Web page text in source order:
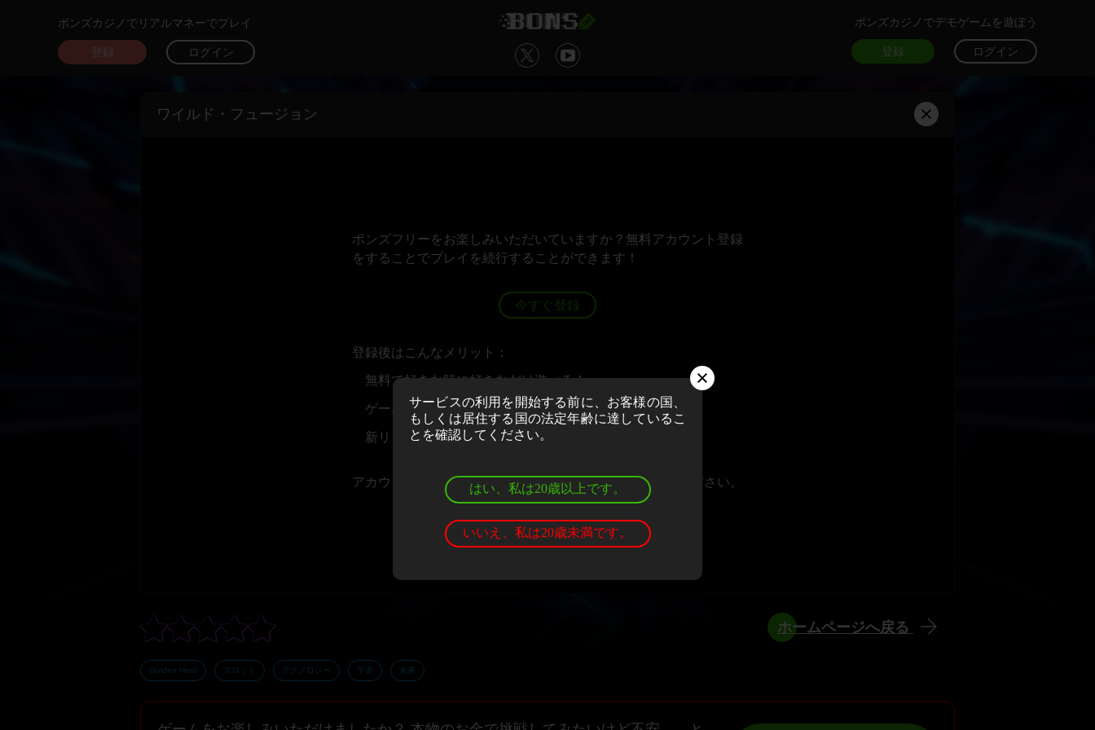
ボンズカジノでリアルマネーでプレイ
登録 ログイン
ボンズカジノでデモゲームを遊ぼう
登録 ログイン
サービスの利用を開始する前に、お客様の国、
もしくは居住する国の法定年齢に達しているこ
とを確認してください。
はい、私は20歳以上です。
いいえ、私は20歳未満です。
ワイルド・フュージョン
ボンズフリーをお楽しみいただいていますか？無料アカウント登録
をすることでプレイを続行することができます！
今すぐ登録
登録後はこんなメリット：
無料で好きな時に好きなだけ遊べる！
ゲームの評価＆レビューを投稿できる！
新リリースや大会情報のニュースレターを受け取れる！
アカウントお持ちの場合、ログインしゲームをお楽しみください。
Golden Hero スロット テクノロジー 宇宙 未来
ホームページへ戻る